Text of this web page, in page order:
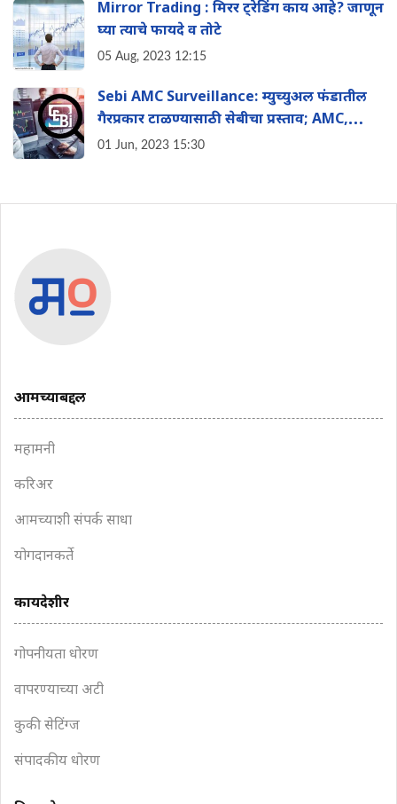
Mirror Trading : मिरर ट्रेडिंग काय आहे? जाणून
घ्या त्याचे फायदे व तोटे
05 Aug, 2023 12:15
Sebi AMC Surveillance: म्युच्युअल फंडातील
गैरप्रकार टाळण्यासाठी सेबीचा प्रस्ताव; AMC,
कर्मचारी अन् ब्रोकर्सवर राहणार नजर
01 Jun, 2023 15:30
आमच्याबद्दल
महामनी
करिअर
आमच्याशी संपर्क साधा
योगदानकर्ते
कायदेशीर
गोपनीयता धोरण
वापरण्याच्या अटी
कुकी सेटिंग्ज
संपादकीय धोरण